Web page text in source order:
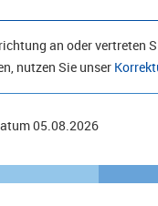
an oder vertreten
nutzen Sie unser
05.08.2026